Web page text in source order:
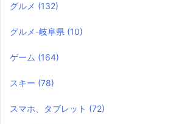
グルメ (132)
グルメ-岐阜県 (10)
ゲーム (164)
スキー (78)
スマホ、タブレット (72)